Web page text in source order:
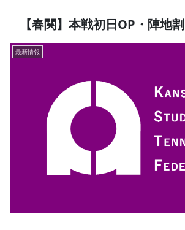
【春関】本戦初日OP・陣地割
最新情報